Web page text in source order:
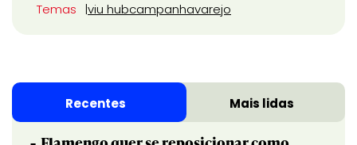
Temas viu hubcampanhavarejo
Recentes Mais lidas